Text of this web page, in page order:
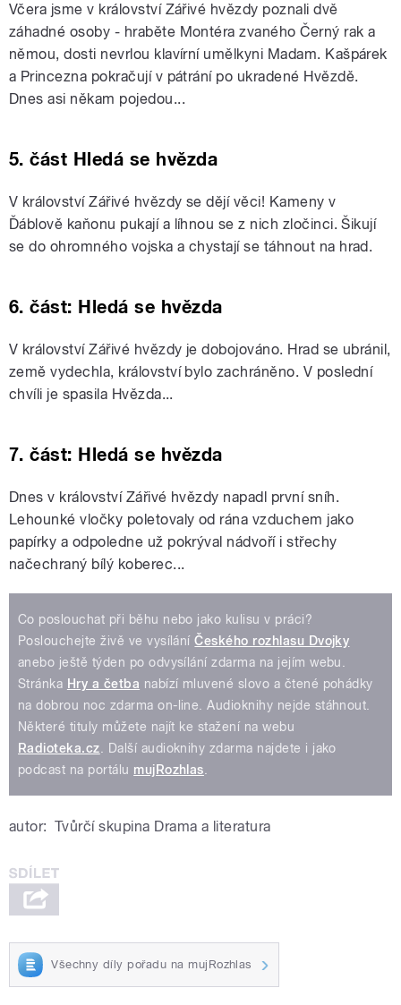
Včera jsme v království Zářivé hvězdy poznali dvě
záhadné osoby - hraběte Montéra zvaného Černý rak a
němou, dosti nevrlou klavírní umělkyni Madam. Kašpárek
a Princezna pokračují v pátrání po ukradené Hvězdě.
Dnes asi někam pojedou...
5. část Hledá se hvězda
V království Zářivé hvězdy se dějí věci! Kameny v
Ďáblově kaňonu pukají a líhnou se z nich zločinci. Šikují
se do ohromného vojska a chystají se táhnout na hrad.
6. část: Hledá se hvězda
V království Zářivé hvězdy je dobojováno. Hrad se ubránil,
země vydechla, království bylo zachráněno. V poslední
chvíli je spasila Hvězda...
7. část: Hledá se hvězda
Dnes v království Zářivé hvězdy napadl první sníh.
Lehounké vločky poletovaly od rána vzduchem jako
papírky a odpoledne už pokrýval nádvoří i střechy
načechraný bílý koberec...
Co poslouchat při běhu nebo jako kulisu v práci?
Poslouchejte živě ve vysíláníČeského rozhlasu Dvojky
anebo ještě týden po odvysílání zdarma na jejím webu.
Stránka Hry a četba nabízí mluvené slovo a čtené pohádky
na dobrou noc zdarma on-line. Audioknihy nejde stáhnout.
Některé tituly můžete najít ke stažení na webu
Radioteka.cz. Další audioknihy zdarma najdete i jako
podcast na portálu mujRozhlas.
autor: Tvůrčí skupina Drama a literatura
Všechny díly pořadu na mujRozhlas